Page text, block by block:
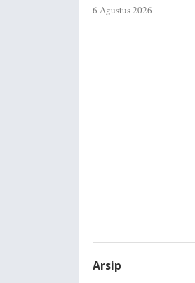
6 Agustus 2026
Arsip